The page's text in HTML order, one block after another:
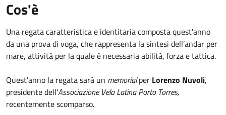
Cos'è
Una regata caratteristica e identitaria composta quest'anno
da una prova di voga, che rappresenta la sintesi dell’andar per
mare, attività per la quale è necessaria abilità, forza e tattica.
Quest'anno la regata sarà un memorialper Lorenzo Nuvoli,
presidente dell'Associazione Vela Latina Porto Torres,
recentemente scomparso.